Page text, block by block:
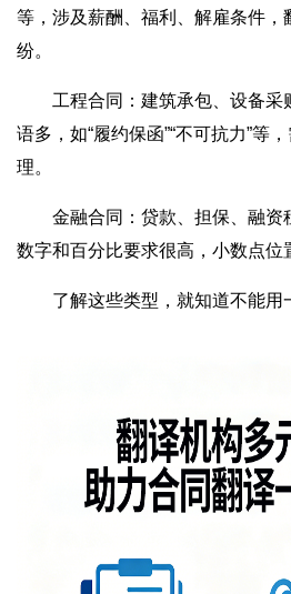
等，涉及薪酬、福利、解雇条件，
纷。
工程合同：建筑承包、设备采
语多，如“履约保函”“不可抗力”等
理。
金融合同：贷款、担保、融资
数字和百分比要求很高，小数点位
了解这些类型，就知道不能用